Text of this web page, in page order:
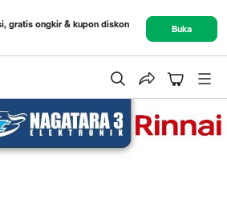
gratis ongkir & kupon diskon
Buka